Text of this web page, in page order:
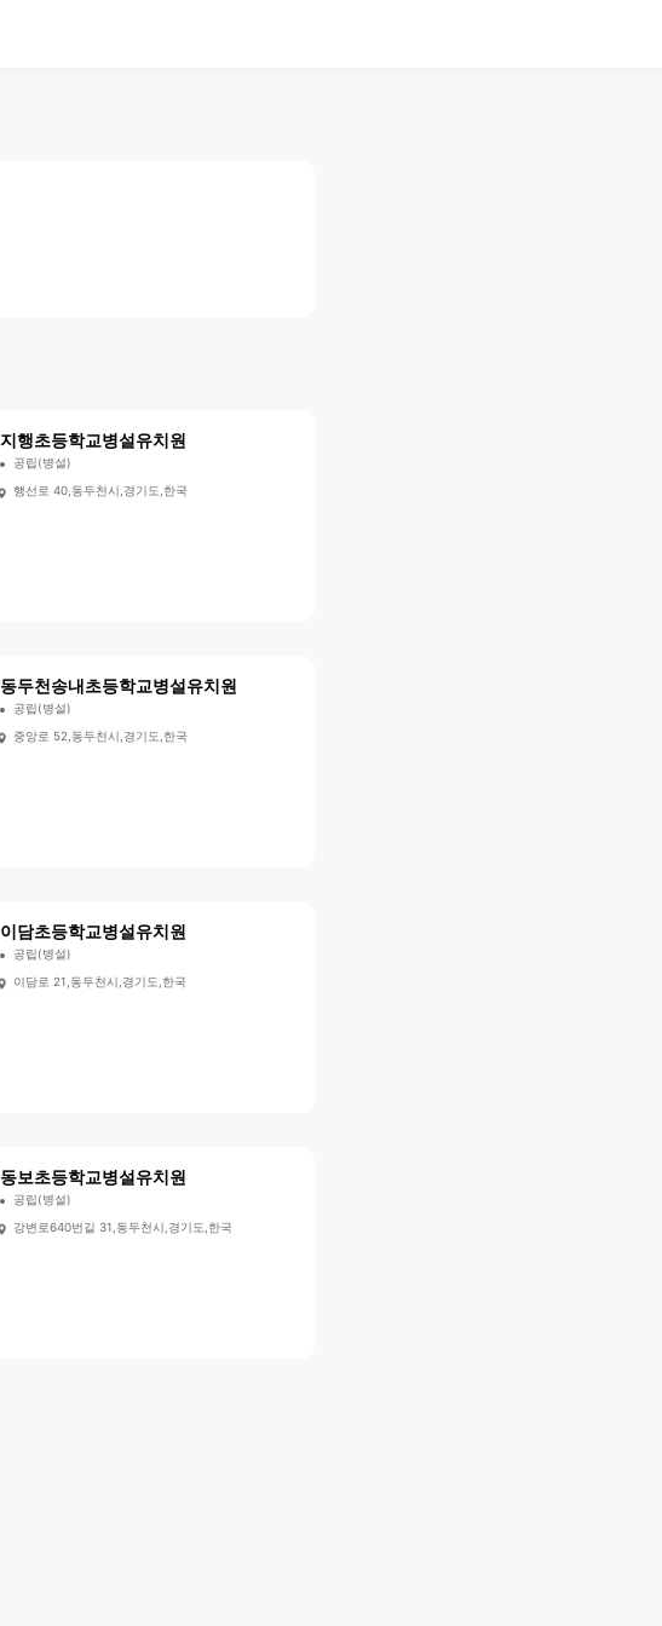
지행초등학교병설유치원
공립(병설)
행선로 40,동두천시,경기도,한국
동두천송내초등학교병설유치원
공립(병설)
중앙로 52,동두천시,경기도,한국
이담초등학교병설유치원
공립(병설)
이담로 21,동두천시,경기도,한국
동보초등학교병설유치원
공립(병설)
강변로640번길 31,동두천시,경기도,한국